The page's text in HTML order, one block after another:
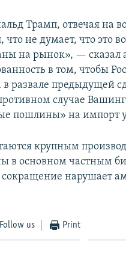
Трамп, отвечая на
что не думает, что
на рынок», — сказал
в том, чтобы
в развале предыдущей
случае
пошлины» на импорт
крупным
в основном частным
сокращение нарушает
Follow us Print